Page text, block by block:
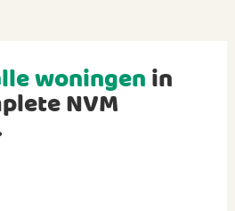
woningenin
NVM